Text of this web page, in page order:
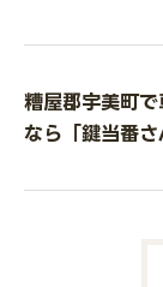
糟屋郡宇美町
なら「鍵当番さ